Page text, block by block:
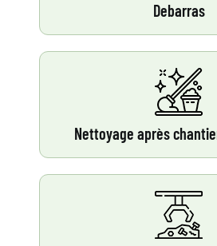
Debarras
Nettoyage après